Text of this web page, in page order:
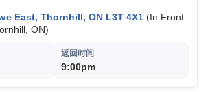
East, Thornhill, ON L3T 4X1(In Front
ON)
9:00pm